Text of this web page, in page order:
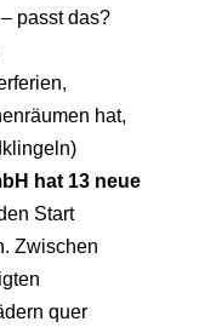
passt das?
hat,
hat 13 neue
Start
Zwischen
quer